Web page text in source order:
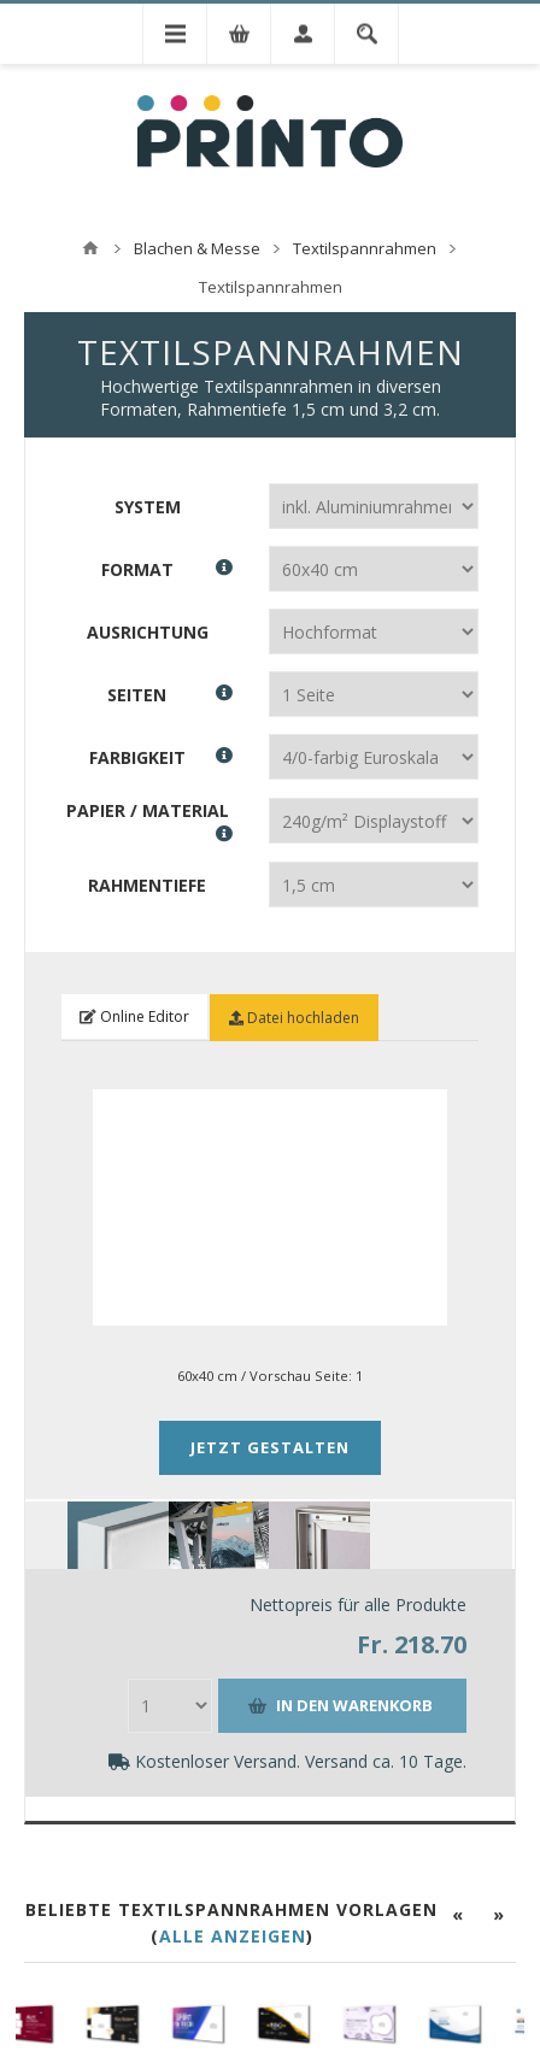
Blachen & Messe
Textilspannrahmen
Textilspannrahmen
TEXTILSPANNRAHMEN
Hochwertige Textilspannrahmen in diversen
Formaten, Rahmentiefe 1,5 cm und 3,2 cm.
SYSTEM
FORMAT
AUSRICHTUNG
SEITEN
FARBIGKEIT
PAPIER / MATERIAL
RAHMENTIEFE
Online Editor Datei hochladen
60x40 cm / Vorschau Seite: 1
JETZT GESTALTEN
Nettopreis für alle Produkte
Fr. 218.70
Kostenloser Versand. Versand ca. 10 Tage.
« »
BELIEBTE TEXTILSPANNRAHMEN VORLAGEN
(ALLE ANZEIGEN)